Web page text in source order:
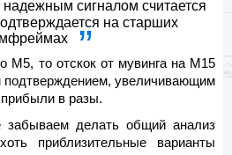
сигналом считается
на старших
М5, то отскок от мувинга на М15
увеличивающим
прибыли в разы.
забываем делать общий анализ
приблизительные варианты